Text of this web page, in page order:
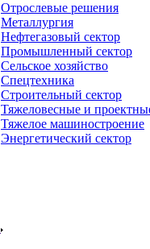
Отрослевые решения
Металлургия
Нефтегазовый сектор
Промышленный сектор
Сельское хозяйство
Спецтехника
Строительный сектор
Тяжеловесные и
Тяжелое машиностроение
Энергетический сектор